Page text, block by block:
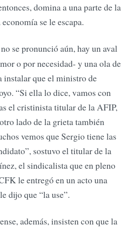
domina a una parte de la
se le escapa.
se pronunció aún, hay un aval
o por necesidad- y una ola de
instalar que el ministro de
“Si ella lo dice, vamos con
el cristinista titular de la AFIP,
lado de la grieta también
vemos que Sergio tiene las
sostuvo el titular de la
el sindicalista que en pleno
le entregó en un acto una
dijo que “la use”.
además, insisten con que la